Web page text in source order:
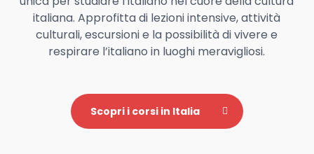
italiana. Approfitta di lezioni intensive, attività
culturali, escursioni e la possibilità di vivere e
respirare l’italiano in luoghi meravigliosi.
Scopri i corsi in Italia